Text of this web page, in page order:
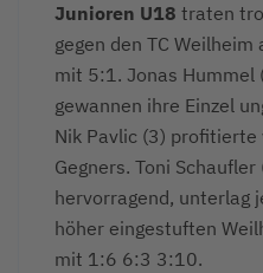
Junioren U18 traten
gegen den TC
mit 5:1. Jonas Hummel
gewannen ihre Einzel
Nik Pavlic (3) profitierte
Gegners. Toni
hervorragend, unterlag
höher eingestuften
mit 1:6 6:3 3:10.